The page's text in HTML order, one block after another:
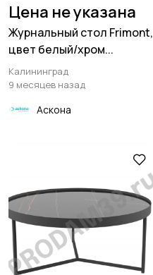
Цена не указана
Журнальный стол Frimont,
цвет белый/хром...
Калининград
9 месяцев назад
Аскона